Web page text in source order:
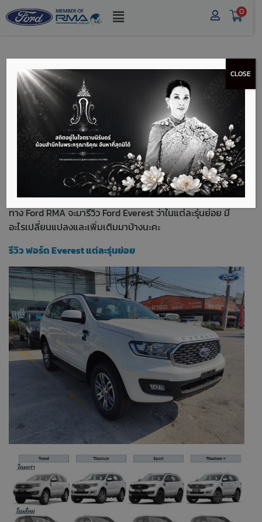
0
รีวิว ฟอร์ด EVEREST
ปรับโฉมใหม่ ทุกรุ่นย่อย
พร้อมราคา
รีวิว ฟอร์ด Everest ทุกรุ่นย่อย ปรับโฉมใหม่
หลังจากมีข่าวปรับไลน์อัพ รถฟอร์ดใหม่ ช่วงปลายปีที่แล้ว วันนี้
ทาง Ford RMA จะมารีวิว Ford Everest ว่าในแต่ละรุ่นย่อย มี
อะไรเปลี่ยนแปลงและเพิ่มเติมมาบ้างนะคะ
รีวิว ฟอร์ด Everest แต่ละรุ่นย่อย
CLOSE